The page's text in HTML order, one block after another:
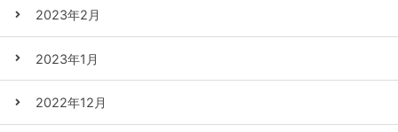
2023年2月
2023年1月
2022年12月